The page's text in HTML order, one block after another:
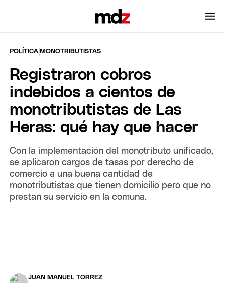
POLÍTICA |MONOTRIBUTISTAS
Registraron cobros
indebidos a cientos de
monotributistas de Las
Heras: qué hay que hacer
Con la implementación del monotributo unificado,
se aplicaron cargos de tasas por derecho de
comercio a una buena cantidad de
monotributistas que tienen domicilio pero que no
prestan su servicio en la comuna.
JUAN MANUEL TORREZ